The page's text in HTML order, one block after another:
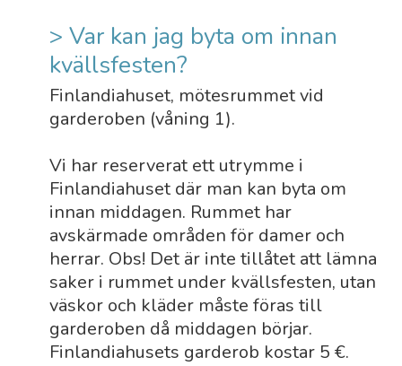
> Var kan jag byta om innan
kvällsfesten?
Finlandiahuset, mötesrummet vid
garderoben (våning 1).
Vi har reserverat ett utrymme i
Finlandiahuset där man kan byta om
innan middagen. Rummet har
avskärmade områden för damer och
herrar. Obs! Det är inte tillåtet att lämna
saker i rummet under kvällsfesten, utan
väskor och kläder måste föras till
garderoben då middagen börjar.
Finlandiahusets garderob kostar 5 €.